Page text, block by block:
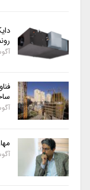
آگوست
آگوست
آگوست